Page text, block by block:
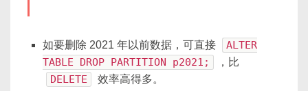
如要删除 2021 年以前数据，可直接
ALTER
TABLE DROP PARTITION p2021;
，比
DELETE 效率高得多。